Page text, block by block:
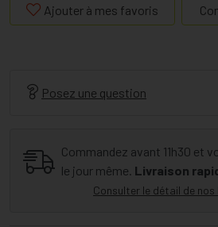
Ajouter à mes favoris
Posez une question
Commandez avant 11h30 et
le jour même. Livraison
Consulter le détail de nos